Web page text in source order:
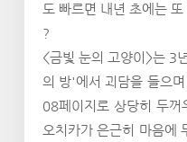
도 빠르면 내년 초에는
?
<금빛 눈의 고양이>는 3
의 방'에서 괴담을 들으
08페이지로 상당히 두
오치카가 은근히 마음에